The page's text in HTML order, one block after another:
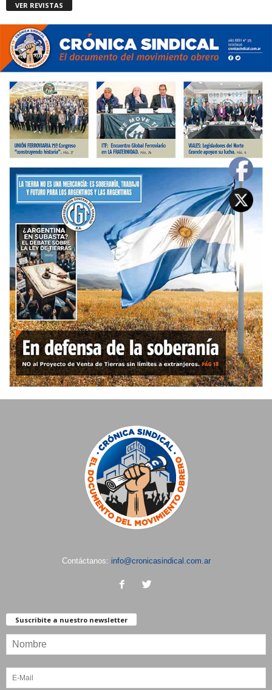
VER REVISTAS
Contáctanos: info@cronicasindical.com.ar
Suscribite a nuestro newsletter